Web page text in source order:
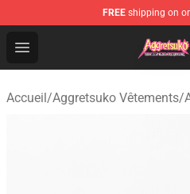
FREE shipping on
Open menu
Aggretsuko Store -
Accueil/Aggretsuko Vêtements/